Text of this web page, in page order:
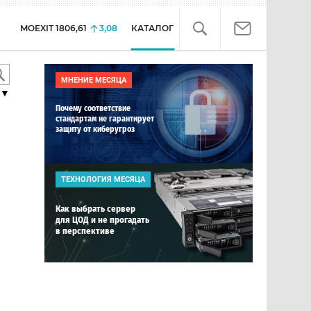
MOEXIT 1806,61 3,08 КАТАЛОГ
МНЕНИЕ МЕСЯЦА
Почему соответствие
стандартам не гарантирует
защиту от киберугроз
ТЕХНОЛОГИЯ МЕСЯЦА
Как выбрать сервер
для ЦОД и не прогадать
в перспективе